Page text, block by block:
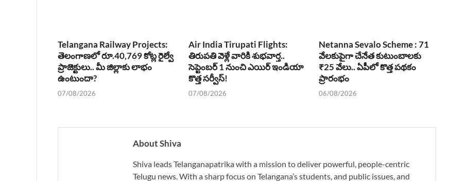
Telangana Railway Projects:
తెలంగాణలో రూ.40,769 కోట్ల రైల్వే
ప్రాజెక్టులు.. మీ జిల్లాకు లాభం
ఉంటుందా?
07/08/2026
Air India Tirupati Flights:
తిరుపతి వెళ్లే వారికి శుభవార్త..
సెప్టెంబర్ 1 నుంచి ఎయిర్ ఇండియా
కొత్త సర్వీస్!
07/08/2026
Netanna Sevalo Scheme : 71
వేలకుపైగా చేనేత కుటుంబాలకు
₹25 వేలు.. ఏపీలో కొత్త పథకం
ప్రారంభం
06/08/2026
About Shiva
Shiva leads Telanganapatrika with a mission to deliver powerful, people-centric
Telugu news. With a sharp focus on Telangana’s students, and public issues, and